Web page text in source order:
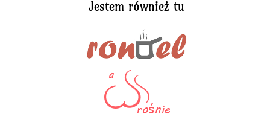
Jestem również tu